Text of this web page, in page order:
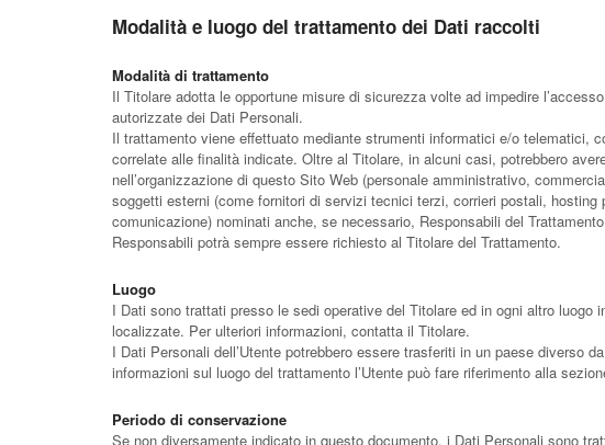
Modalità e luogo del trattamento dei Dati raccolti
Modalità di trattamento
Il Titolare adotta le opportune misure di sicurezza volte ad impedire
autorizzate dei Dati Personali.
Il trattamento viene effettuato mediante strumenti informatici e/o telematici,
correlate alle finalità indicate. Oltre al Titolare, in alcuni casi, potrebbero
nell’organizzazione di questo Sito Web (personale amministrativo,
soggetti esterni (come fornitori di servizi tecnici terzi, corrieri postali, hosting
comunicazione) nominati anche, se necessario, Responsabili del
Responsabili potrà sempre essere richiesto al Titolare del Trattamento.
Luogo
I Dati sono trattati presso le sedi operative del Titolare ed in ogni altro luogo
localizzate. Per ulteriori informazioni, contatta il Titolare.
I Dati Personali dell’Utente potrebbero essere trasferiti in un paese diverso
informazioni sul luogo del trattamento l’Utente può fare riferimento alla
Periodo di conservazione
Se non diversamente indicato in questo documento, i Dati Personali sono